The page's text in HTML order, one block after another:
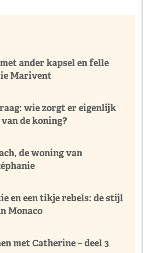
ander kapsel en felle
Marivent
wie zorgt er eigenlijk
de koning?
de woning van
en een tikje rebels: de stijl
Monaco
met Catherine – deel 3